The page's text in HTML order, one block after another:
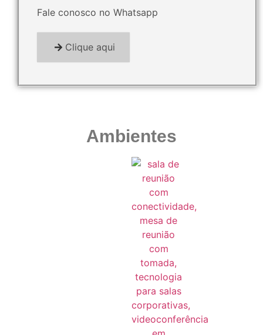
Fale conosco no Whatsapp
Clique aqui
Ambientes